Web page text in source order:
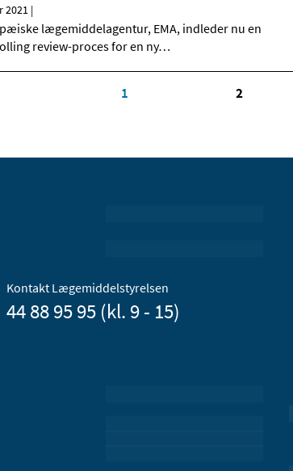
2021 |
lægemiddelagentur, EMA, indleder nu en
review-proces for en ny…
1 2
Kontakt Lægemiddelstyrelsen
44 88 95 95 (kl. 9 - 15)